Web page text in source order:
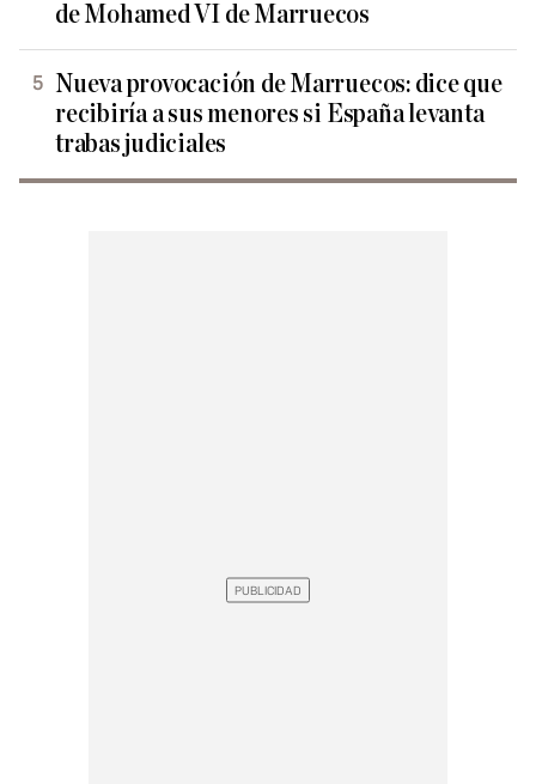
de Mohamed VI de Marruecos
Nueva provocación de Marruecos: dice que
recibiría a sus menores si España levanta
trabas judiciales